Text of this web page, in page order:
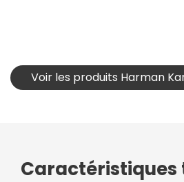
Voir les produits Harman
Caractéristiques